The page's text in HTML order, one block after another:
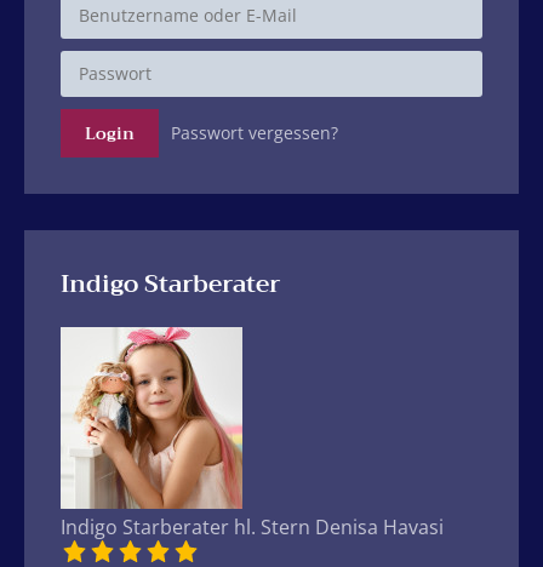
Passwort vergessen?
Indigo Starberater
Indigo Starberater hl. Stern Denisa Havasi